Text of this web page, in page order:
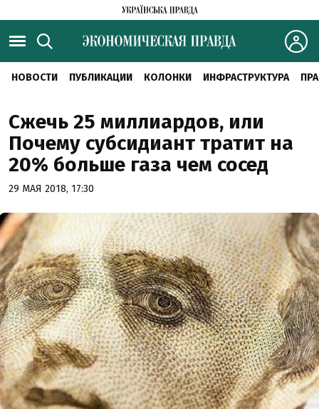
НОВОСТИ ПУБЛИКАЦИИ КОЛОНКИ ИНФРАСТРУКТУРА
Сжечь 25 миллиардов, или
Почему субсидиант тратит на
20% больше газа чем сосед
29 МАЯ 2018, 17:30